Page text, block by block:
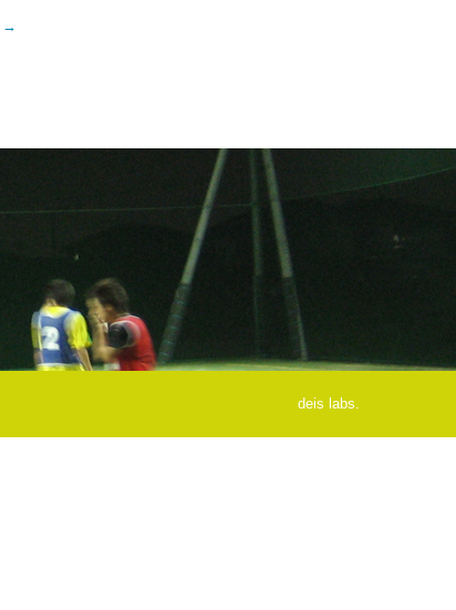
→
deis labs.